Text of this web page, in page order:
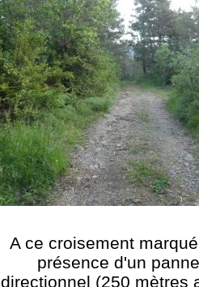
A ce croisement
présence d'un
directionnel (250 mètres